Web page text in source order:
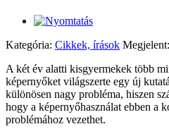
Kategória: Cikkek, írások
A két év alatti kisgyermekek több
képernyőket világszerte egy új
különösen nagy probléma, hiszen
hogy a képernyőhasználat ebben a
problémához vezethet.